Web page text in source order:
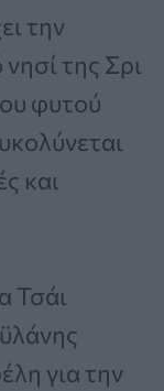
την
της Σρι
φυτού
και
Τσάι
για την